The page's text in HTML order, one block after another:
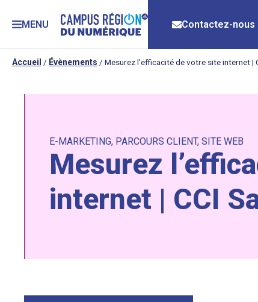
MENU Contactez-nous
Accueil / Évènements / Mesurez l’efficacité de votre site internet |
E-MARKETING, PARCOURS CLIENT, SITE WEB
Mesurez
internet | CCI